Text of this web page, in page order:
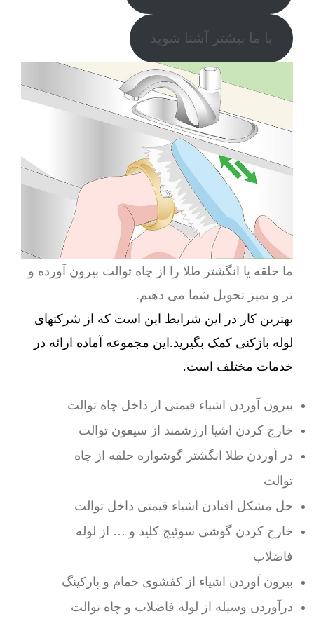
با ما بیشتر آشنا شوید
ما حلقه یا انگشتر طلا را از چاه توالت بیرون آورده و
تر و تمیز تحویل شما می دهیم.
بهترین کار در این شرایط این است که از شرکتهای
لوله بازکنی کمک بگیرید.این مجموعه آماده ارائه در
خدمات مختلف است.
بیرون آوردن اشیاء قیمتی از داخل چاه توالت
خارج کردن اشیا ارزشمند از سیفون توالت
در آوردن طلا انگشتر گوشواره حلقه از چاه
توالت
حل مشکل افتادن اشیاء قیمتی داخل توالت
خارج کردن گوشی سوئیچ کلید و … از لوله
فاضلاب
بیرون آوردن اشیاء از کفشوی حمام و پارکینگ
درآوردن وسیله از لوله فاضلاب و چاه توالت